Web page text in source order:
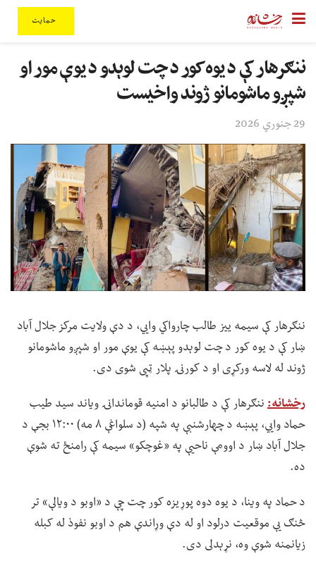
حمایت
ننګرهار کې د یوه کور د چت لوېدو د یوې مور او
شپږو ماشومانو ژوند واخیست
29 جنوري 2026
ننګرهار کې سیمه ییز طالب چارواکي وايي، د دې ولایت مرکز جلال آباد
ښار کې د یوه کور د چت لوېدو پېښه کې یوې مور او شپږو ماشومانو
ژوند له لاسه ورکړی او د کورنۍ پلار ټپی شوی دی.
رخشانه:ننګرهار کې د طالبانو د امنیه قوماندانۍ ویاند سید طیب
حماد وايي، پېښه د چهارشنبې په شپه (د سلواغې ۸ مه) ۱۲:۰۰ بجې د
جلال آباد ښار د اوومې ناحیې په «غوچکو» سیمه کې رامنځ ته شوې
ده.
د حماد په وینا، د یوه دوه پوړیزه کور چت چې د «اوبو د ویالې» تر
څنګ یې موقعیت درلود او له دې وړاندې هم د اوبو نفوذ له کبله
زیانمنه شوې وه، نړېدلی دی.